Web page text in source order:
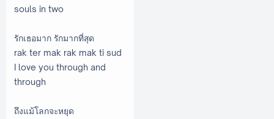
souls in two
รักเธอมาก รักมากที่สุด
rak ter mak rak mak ti sud
I love you through and
through
ถึงแม้โลกจะหยุด